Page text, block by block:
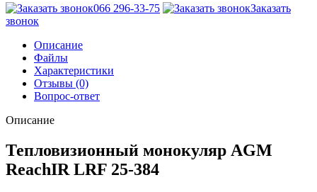
066 296-33-75
Заказать
звонок
Описание
Файлы
Характеристики
Отзывы (0)
Вопрос-ответ
Описание
Тепловизионный монокуляр AGM
ReachIR LRF 25-384